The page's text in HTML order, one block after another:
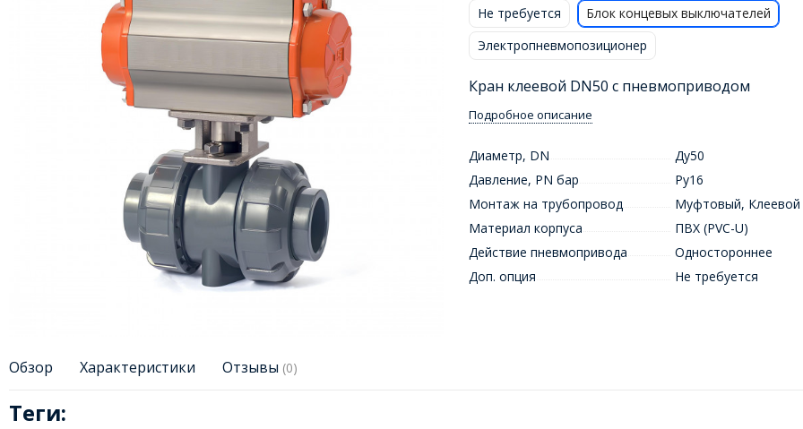
Не требуется
Блок концевых выключателей
Электропневмопозиционер
Кран клеевой DN50 с пневмоприводом
Подробное описание
Диаметр, DN
Ду50
Давление, PN бар
Ру16
Монтаж на трубопровод
Муфтовый, Клеевой
Материал корпуса
ПВХ (PVC-U)
Действие пневмопривода
Одностороннее
Доп. опция
Не требуется
Обзор Характеристики Отзывы (0)
Теги: